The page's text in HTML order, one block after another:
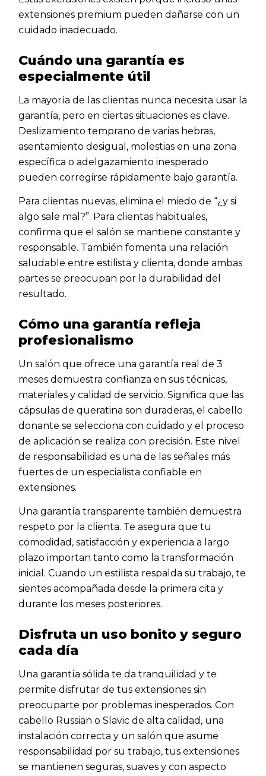
extensiones premium pueden dañarse con un
cuidado inadecuado.
Cuándo una garantía es
especialmente útil
La mayoría de las clientas nunca necesita usar la
garantía, pero en ciertas situaciones es clave.
Deslizamiento temprano de varias hebras,
asentamiento desigual, molestias en una zona
específica o adelgazamiento inesperado
pueden corregirse rápidamente bajo garantía.
Para clientas nuevas, elimina el miedo de “¿y si
algo sale mal?”. Para clientas habituales,
confirma que el salón se mantiene constante y
responsable. También fomenta una relación
saludable entre estilista y clienta, donde ambas
partes se preocupan por la durabilidad del
resultado.
Cómo una garantía refleja
profesionalismo
Un salón que ofrece una garantía real de 3
meses demuestra confianza en sus técnicas,
materiales y calidad de servicio. Significa que las
cápsulas de queratina son duraderas, el cabello
donante se selecciona con cuidado y el proceso
de aplicación se realiza con precisión. Este nivel
de responsabilidad es una de las señales más
fuertes de un especialista confiable en
extensiones.
Una garantía transparente también demuestra
respeto por la clienta. Te asegura que tu
comodidad, satisfacción y experiencia a largo
plazo importan tanto como la transformación
inicial. Cuando un estilista respalda su trabajo, te
sientes acompañada desde la primera cita y
durante los meses posteriores.
Disfruta un uso bonito y seguro
cada día
Una garantía sólida te da tranquilidad y te
permite disfrutar de tus extensiones sin
preocuparte por problemas inesperados. Con
cabello Russian o Slavic de alta calidad, una
instalación correcta y un salón que asume
responsabilidad por su trabajo, tus extensiones
se mantienen seguras, suaves y con aspecto